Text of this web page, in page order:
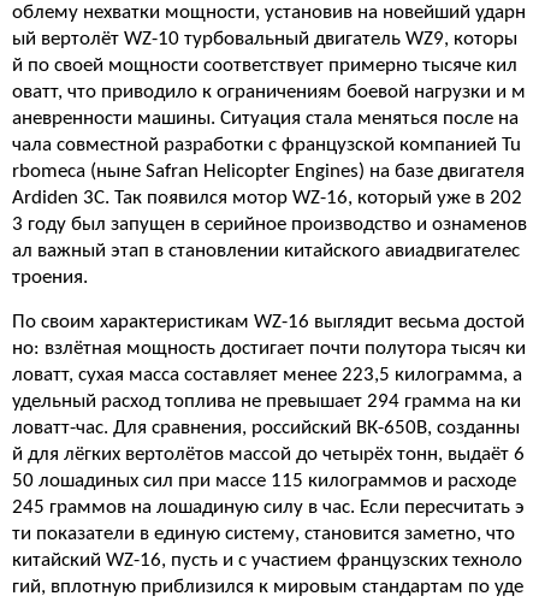
облему нехватки мощности, установив на новейший ударн
ый вертолёт WZ-10 турбовальный двигатель WZ9, которы
й по своей мощности соответствует примерно тысяче кил
оватт, что приводило к ограничениям боевой нагрузки и м
аневренности машины. Ситуация стала меняться после на
чала совместной разработки с французской компанией Tu
rbomeca (ныне Safran Helicopter Engines) на базе двигателя
Ardiden 3C. Так появился мотор WZ-16, который уже в 202
3 году был запущен в серийное производство и ознаменов
ал важный этап в становлении китайского авиадвигателес
троения.
По своим характеристикам WZ-16 выглядит весьма достой
но: взлётная мощность достигает почти полутора тысяч ки
ловатт, сухая масса составляет менее 223,5 килограмма, а
удельный расход топлива не превышает 294 грамма на ки
ловатт-час. Для сравнения, российский ВК-650В, созданны
й для лёгких вертолётов массой до четырёх тонн, выдаёт 6
50 лошадиных сил при массе 115 килограммов и расходе
245 граммов на лошадиную силу в час. Если пересчитать э
ти показатели в единую систему, становится заметно, что
китайский WZ-16, пусть и с участием французских техноло
гий, вплотную приблизился к мировым стандартам по уде